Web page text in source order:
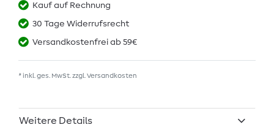
Kauf auf Rechnung
30 Tage Widerrufsrecht
Versandkostenfrei ab 59€
* inkl. ges. MwSt. zzgl. Versandkosten
Weitere Details